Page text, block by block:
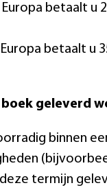
betaalt
betaalt u
geleverd
binnen
termijn